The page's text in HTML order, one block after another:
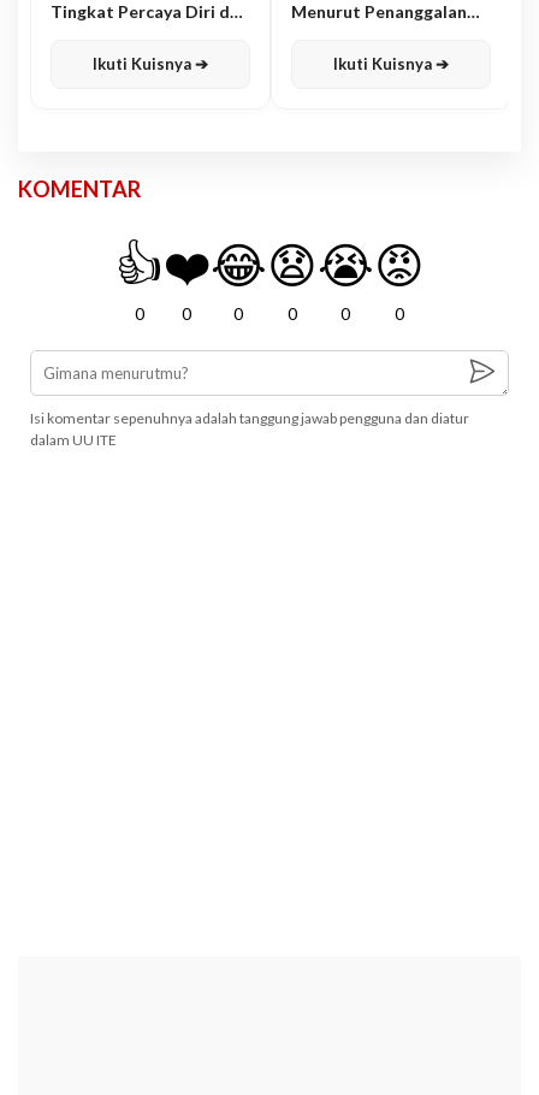
Tingkat Percaya Diri dan
Ikuti Kuisnya ➔
Menurut Penanggalan
Ikuti Kuisnya ➔
KOMENTAR
👍
0
❤️
0
😂
0
😧
0
😭
0
😡
0
Isi komentar sepenuhnya adalah tanggung jawab pengguna dan diatur
dalam UU ITE